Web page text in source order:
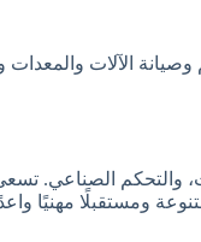
الآلات
والتحكم الصناعي.
ومستقبلًا مهنيًا